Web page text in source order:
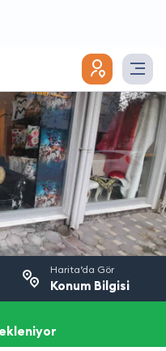
Harita’da Gör
Konum Bilgisi